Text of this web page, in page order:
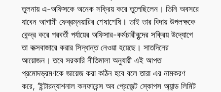
তুলনায় এ-অফিসকে অনেক সক্রিয় করে তুলেছিলেন। তিনি অবসরে
যাবেন আগামী ফেব্রম্নয়ারির শেষাশেষি। তাই তার বিদায় উপলক্ষকে
কেন্দ্র করে পরবর্তী পর্যায়ের অফিসার-কর্মচারীবৃন্দের সক্রিয় উদ্যোগে
তা কক্সবাজারে করার সিদ্ধান্ত নেওয়া হয়েছে। সাতদিনের
আয়োজন। তবে সরকারি নীতিমালা অনুযায়ী এই আপত
প্রমোদভ্রমণকে জায়েজ করা কঠিন হবে বলে তারা এর নামকরণ
করে, ‘ইন্টারন্যাশনাল কনফারেন্স অব প্রেজেন্ট স্কোপস অ্যান্ড লিমিট